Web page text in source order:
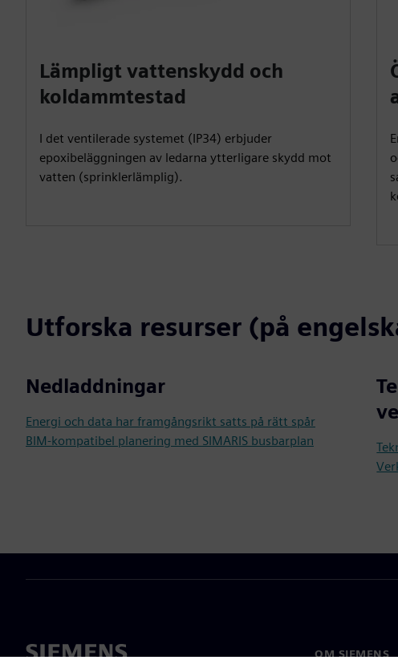
Lämpligt vattenskydd och
koldammtestad
I det ventilerade systemet (IP34) erbjuder
epoxibeläggningen av ledarna ytterligare skydd mot
vatten (sprinklerlämplig).
Utforska resurser (på
Nedladdningar
Energi och data har framgångsrikt satts på rätt spår
BIM-kompatibel planering med SIMARIS busbarplan
OM SIEMENS